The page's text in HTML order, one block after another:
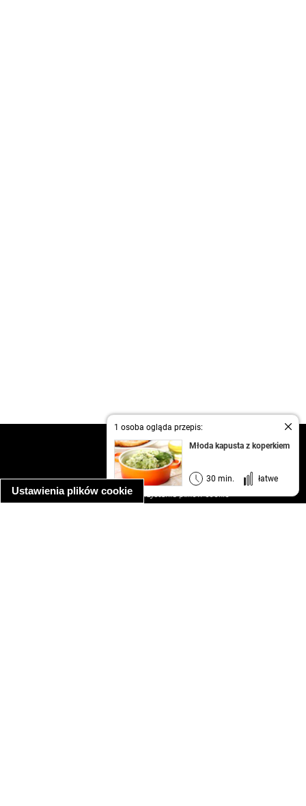
Ustawienia plików cookie
1 osoba ogląda przepis:
Młoda kapusta z koperkiem
30 min. łatwe
kontakt
regulamin
informacja o prywatności
informacja o wykorzystaniu plików cookie